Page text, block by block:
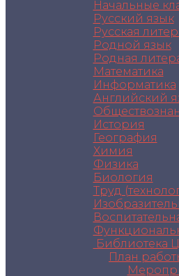
Начальные
Русский язык
Русская
Родной язык
Родная
Математика
Информатика
Английский
История
География
Химия
Физика
Биология
Труд
Библиотека
План